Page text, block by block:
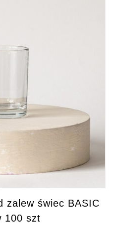
zalew świec BASIC
100 szt